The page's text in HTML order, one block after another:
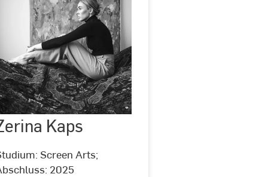
Kaps
Screen Arts;
2025
Zerina
Kaps